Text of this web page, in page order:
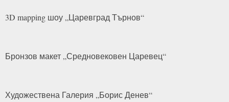
3D mapping шоу „Царевград Търнов“
Бронзов макет „Средновековен Царевец“
Художествена Галерия „БорисДенев“